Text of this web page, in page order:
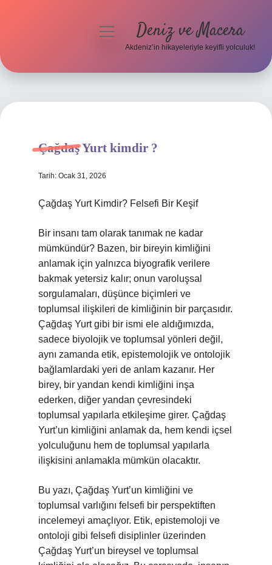
Hakkımızda
menüyü Deniz ve Macera
Akdeniz’in hikayeleriyle keyifli yolculuk!
Çağdaş Yurt kimdir ?
Tarih: Ocak 31, 2026
Çağdaş Yurt Kimdir? Felsefi Bir Keşif
Bir insanı tam olarak tanımak ne kadar
mümkündür? Bazen, bir bireyin kimliğini
anlamak için yalnızca biyografik verilere
bakmak yetersiz kalır; onun varoluşsal
sorgulamaları, düşünce biçimleri ve
toplumsal ilişkileri de kimliğinin bir parçasıdır.
Çağdaş Yurt gibi bir ismi ele aldığımızda,
sadece biyolojik ve toplumsal yönleri değil,
aynı zamanda etik, epistemolojik ve ontolojik
bağlamlardaki yeri de anlam kazanır. Her
birey, bir yandan kendi kimliğini inşa
ederken, diğer yandan çevresindeki
toplumsal yapılarla etkileşime girer. Çağdaş
Yurt’un kimliğini anlamak da, hem kendi içsel
yolculuğunu hem de toplumsal yapılarla
ilişkisini anlamakla mümkün olacaktır.
Bu yazı, Çağdaş Yurt’un kimliğini ve
toplumsal varlığını felsefi bir perspektiften
incelemeyi amaçlıyor. Etik, epistemoloji ve
ontoloji gibi felsefi disiplinler üzerinden
Çağdaş Yurt’un bireysel ve toplumsal